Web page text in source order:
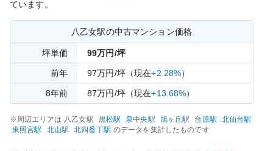
ています。
八乙女駅の中古マンション価格
坪単価 99万円/坪
前年 97万円/坪（現在+2.28%）
8年前 87万円/坪（現在+13.68%）
※周辺エリアは 八乙女駅 黒松駅 泉中央駅 旭ヶ丘駅 台原駅 北仙台駅
東照宮駅 北山駅 北四番丁駅 のデータを集計したものです